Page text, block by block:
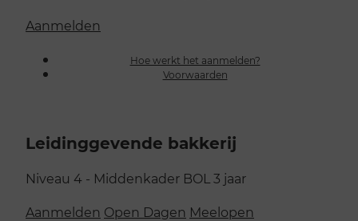
Aanmelden
Hoe werkt het aanmelden?
Voorwaarden
Leidinggevende bakkerij
Niveau 4 - Middenkader BOL 3 jaar
Aanmelden Open Dagen Meelopen